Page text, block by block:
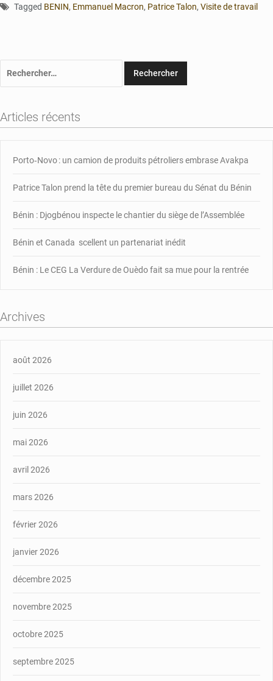
Tagged BENIN, Emmanuel Macron, Patrice Talon, Visite de travail
Articles récents
Porto‑Novo : un camion de produits pétroliers embrase Avakpa
Patrice Talon prend la tête du premier bureau du Sénat du Bénin
Bénin : Djogbénou inspecte le chantier du siège de l’Assemblée
Bénin et Canada scellent un partenariat inédit
Bénin : Le CEG La Verdure de Ouèdo fait sa mue pour la rentrée
Archives
août 2026
juillet 2026
juin 2026
mai 2026
avril 2026
mars 2026
février 2026
janvier 2026
décembre 2025
novembre 2025
octobre 2025
septembre 2025